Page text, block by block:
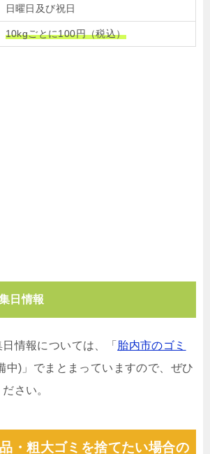
日曜日及び祝日
10kgごとに100円（税込）
日情報
情報については、「 胎内市のゴミ
)」でまとまっていますので、ぜひ
さい。
・粗大ゴミを捨てたい場合の